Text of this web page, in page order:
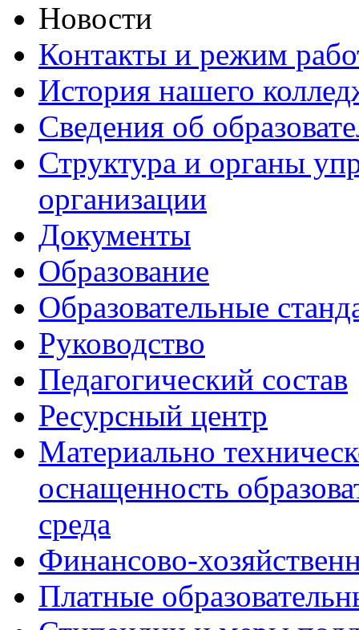
Новости
Контакты и режим
История нашего
Сведения об
Структура и органы
организации
Документы
Образование
Образовательные
Руководство
Педагогический состав
Ресурсный центр
Материально
оснащенность
среда
Финансово-
Платные